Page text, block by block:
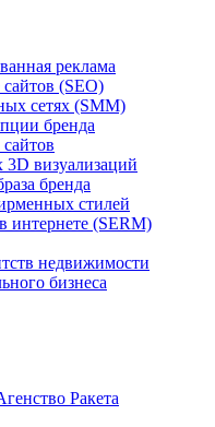
реклама
(SEO)
сетях (SMM)
бренда
3D визуализаций
бренда
стилей
интернете (SERM)
недвижимости
бизнеса